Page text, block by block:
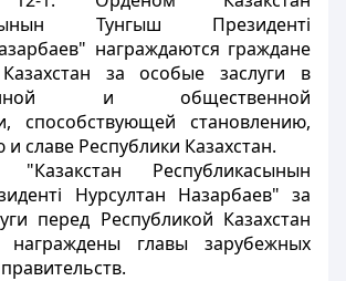
Тунгыш Президентi
награждаются граждане
за особые заслуги в
и общественной
способствующей становлению,
славе Республики Казахстан.
"Казакстан Республикасынын
Нурсултан Назарбаев" за
перед Республикой Казахстан
главы зарубежных